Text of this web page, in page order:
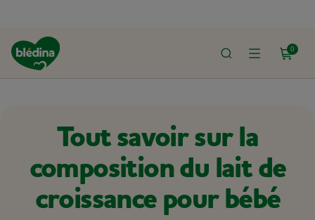
0
ACCUEIL
Tout savoir sur la
composition du lait de
croissance pour bébé